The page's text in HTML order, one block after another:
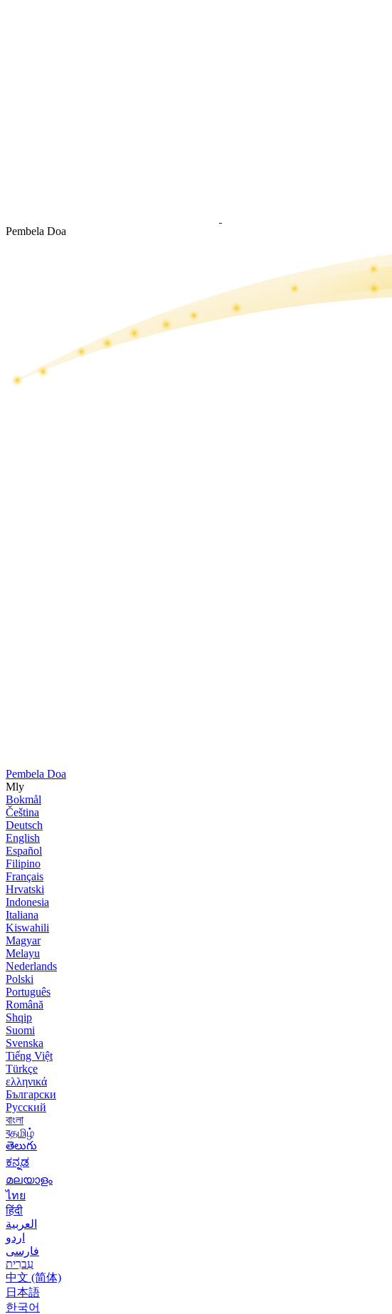
Pembela Doa
Pembela Doa
Mly
Bokmål
Čeština
Deutsch
English
Español
Filipino
Français
Hrvatski
Indonesia
Italiana
Kiswahili
Magyar
Melayu
Nederlands
Polski
Português
Română
Shqip
Suomi
Svenska
Tiếng Việt
Türkçe
ελληνικά
Български
Русский
বাংলা
বதமிழ்
తెలుగు
ಕನ್ನಡ
മലയാളം
ไทย
हिंदी
العربية
اردو
فارسی
עִברִית
中文 (简体)
日本語
한국어